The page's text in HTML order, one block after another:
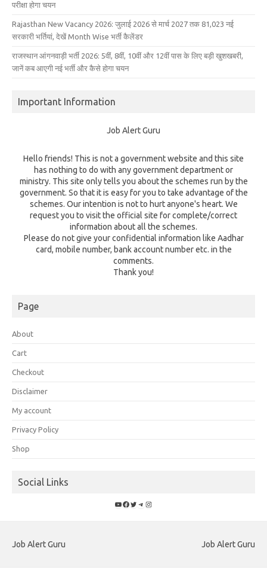
परीक्षा होगा चयन
Rajasthan New Vacancy 2026: जुलाई 2026 से मार्च 2027 तक 81,023 नई
सरकारी भर्तियां, देखें Month Wise भर्ती कैलेंडर
राजस्थान आंगनवाड़ी भर्ती 2026: 5वीं, 8वीं, 10वीं और 12वीं पास के लिए बड़ी खुशखबरी,
जानें कब आएगी नई भर्ती और कैसे होगा चयन
Important Information
Job Alert Guru
Hello friends! This is not a government website and this site
has nothing to do with any government department or
ministry. This site only tells you about the schemes run by the
government. So that it is easy for you to take advantage of the
schemes. Our intention is not to hurt anyone's heart. We
request you to visit the official site for complete/correct
information about all the schemes.
Please do not give your confidential information like Aadhar
card, mobile number, bank account number etc. in the
comments.
Thank you!
Page
About
Cart
Checkout
Disclaimer
My account
Privacy Policy
Shop
Social Links
YouTube
Facebook
Twitter
Telegram
Instagram
Job Alert Guru Job Alert Guru